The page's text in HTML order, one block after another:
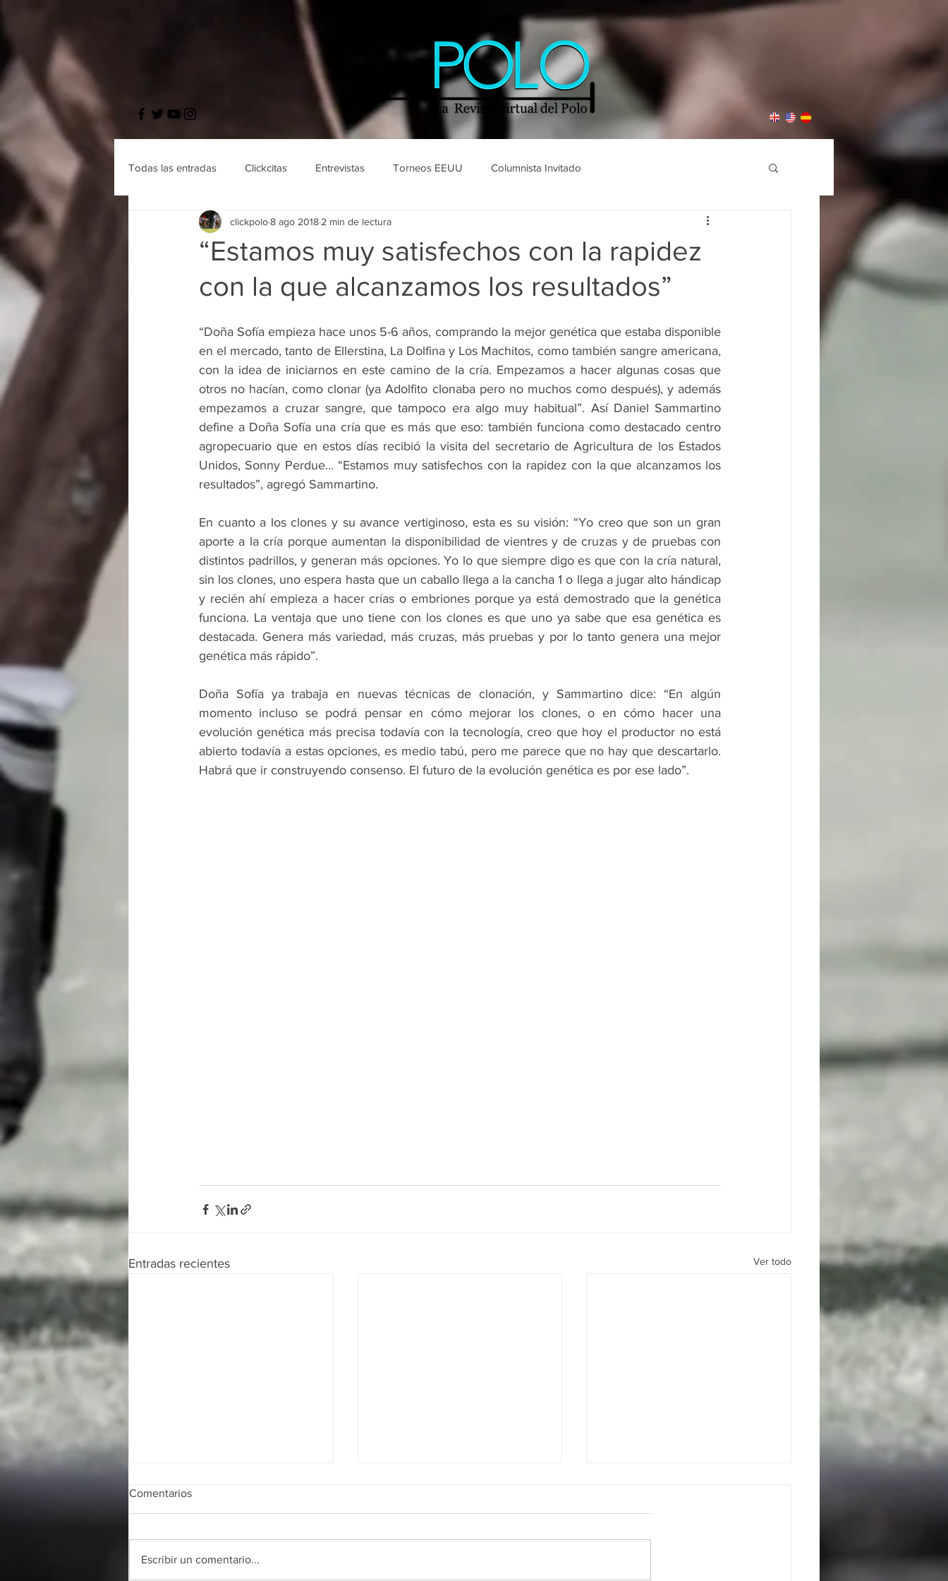
Todas las entradas Clickcitas Entrevistas Torneos EEUU Columnista Invitado
“Estamos muy satisfechos con la rapidez
con la que alcanzamos los resultados”
clickpolo8 ago 2018 2 min de lectura
“Doña Sofía empieza hace unos 5-6 años, comprando la mejor genética que estaba disponible
en el mercado, tanto de Ellerstina, La Dolfina y Los Machitos, como también sangre americana,
con la idea de iniciarnos en este camino de la cría. Empezamos a hacer algunas cosas que
otros no hacían, como clonar (ya Adolfito clonaba pero no muchos como después), y además
empezamos a cruzar sangre, que tampoco era algo muy habitual”. Así Daniel Sammartino
define a Doña Sofía una cría que es más que eso: también funciona como destacado centro
agropecuario que en estos días recibió la visita del secretario de Agricultura de los Estados
Unidos, Sonny Perdue… “Estamos muy satisfechos con la rapidez con la que alcanzamos los
resultados”, agregó Sammartino.
En cuanto a los clones y su avance vertiginoso, esta es su visión: “Yo creo que son un gran
aporte a la cría porque aumentan la disponibilidad de vientres y de cruzas y de pruebas con
distintos padrillos, y generan más opciones. Yo lo que siempre digo es que con la cría natural,
sin los clones, uno espera hasta que un caballo llega a la cancha 1 o llega a jugar alto hándicap
y recién ahí empieza a hacer crías o embriones porque ya está demostrado que la genética
funciona. La ventaja que uno tiene con los clones es que uno ya sabe que esa genética es
destacada. Genera más variedad, más cruzas, más pruebas y por lo tanto genera una mejor
genética más rápido”.
Doña Sofía ya trabaja en nuevas técnicas de clonación, y Sammartino dice: “En algún
momento incluso se podrá pensar en cómo mejorar los clones, o en cómo hacer una
evolución genética más precisa todavía con la tecnología, creo que hoy el productor no está
abierto todavía a estas opciones, es medio tabú, pero me parece que no hay que descartarlo.
Habrá que ir construyendo consenso. El futuro de la evolución genética es por ese lado”.
Entradas recientes Ver todo
Comentarios
Escribir un comentario...